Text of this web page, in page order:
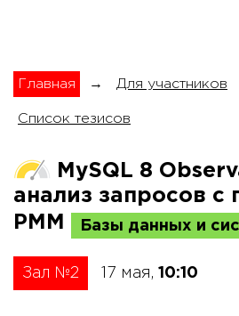
Главная → Для участников
Список тезисов
MySQL 8
анализ запросов
PMM
Базы данных и
Зал №2 17 мая, 10:10